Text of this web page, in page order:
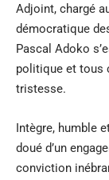
Adjoint, chargé
démocratique
Pascal Adoko
politique et tous
tristesse.
Intègre, humble
doué d’un
conviction